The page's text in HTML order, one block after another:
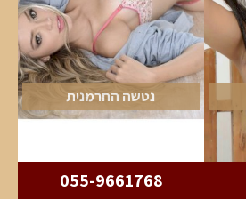
נטשה החרמנית
055-9661768